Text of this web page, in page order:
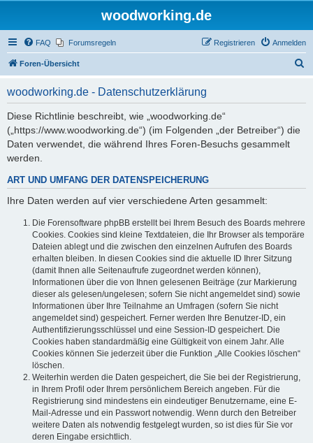
woodworking.de
FAQ Forumsregeln Anmelden
Registrieren
Foren-Übersicht
woodworking.de - Datenschutzerklärung
Diese Richtlinie beschreibt, wie „woodworking.de“
(„https://www.woodworking.de“) (im Folgenden „der Betreiber“) die
Daten verwendet, die während Ihres Foren-Besuchs gesammelt
werden.
ART UND UMFANG DER DATENSPEICHERUNG
Ihre Daten werden auf vier verschiedene Arten gesammelt:
Die Forensoftware phpBB erstellt bei Ihrem Besuch des Boards mehrere
Cookies. Cookies sind kleine Textdateien, die Ihr Browser als temporäre
Dateien ablegt und die zwischen den einzelnen Aufrufen des Boards
erhalten bleiben. In diesen Cookies sind die aktuelle ID Ihrer Sitzung
(damit Ihnen alle Seitenaufrufe zugeordnet werden können),
Informationen über die von Ihnen gelesenen Beiträge (zur Markierung
dieser als gelesen/ungelesen; sofern Sie nicht angemeldet sind) sowie
Informationen über Ihre Teilnahme an Umfragen (sofern Sie nicht
angemeldet sind) gespeichert. Ferner werden Ihre Benutzer-ID, ein
Authentifizierungsschlüssel und eine Session-ID gespeichert. Die
Cookies haben standardmäßig eine Gültigkeit von einem Jahr. Alle
Cookies können Sie jederzeit über die Funktion „Alle Cookies löschen“
löschen.
Weiterhin werden die Daten gespeichert, die Sie bei der Registrierung,
in Ihrem Profil oder Ihrem persönlichem Bereich angeben. Für die
Registrierung sind mindestens ein eindeutiger Benutzername, eine E-
Mail-Adresse und ein Passwort notwendig. Wenn durch den Betreiber
weitere Daten als notwendig festgelegt wurden, so ist dies für Sie vor
deren Eingabe ersichtlich.